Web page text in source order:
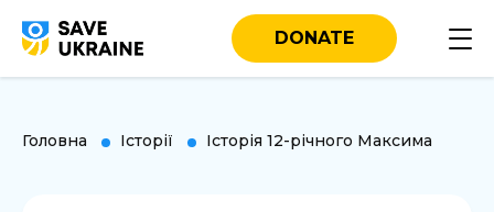
DONATE
Головна Історії Історія 12-річного Максима